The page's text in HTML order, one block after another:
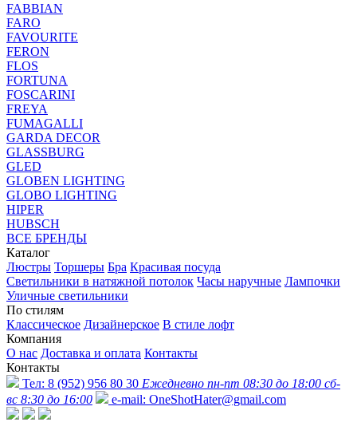
FABBIAN
FARO
FAVOURITE
FERON
FLOS
FORTUNA
FOSCARINI
FREYA
FUMAGALLI
GARDA DECOR
GLASSBURG
GLED
GLOBEN LIGHTING
GLOBO LIGHTING
HIPER
HUBSCH
ВСЕ БРЕНДЫ
Каталог
Люстры Торшеры Бра Красивая посуда
Светильники в натяжной потолок Часы наручные Лампочки
Уличные светильники
По стилям
Классическое Дизайнерское В стиле лофт
Компания
О нас Доставка и оплата Контакты
Контакты
Тел: 8 (952) 956 80 30 Ежедневно пн-пт 08:30 до 18:00 сб-
вс 8:30 до 16:00
e-mail: OneShotHater@gmail.com